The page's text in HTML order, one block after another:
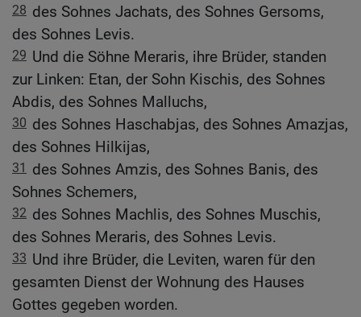
28 des Sohnes Jachats, des Sohnes Gersoms,
des Sohnes Levis.
29 Und die Söhne Meraris, ihre Brüder, standen
zur Linken: Etan, der Sohn Kischis, des Sohnes
Abdis, des Sohnes Malluchs,
30 des Sohnes Haschabjas, des Sohnes Amazjas,
des Sohnes Hilkijas,
31
des Sohnes Amzis, des Sohnes Banis, des
Sohnes Schemers,
32 des Sohnes Machlis, des Sohnes Muschis,
des Sohnes Meraris, des Sohnes Levis.
33 Und ihre Brüder, die Leviten, waren für den
gesamten Dienst der Wohnung des Hauses
Gottes gegeben worden.